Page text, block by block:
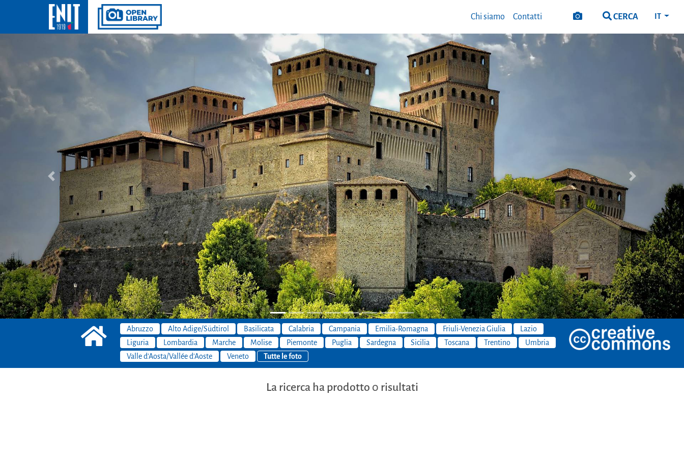
Chi siamo Contatti CERCA IT
Previous Next
Abruzzo Alto Adige/Südtirol Basilicata Calabria Campania Emilia-Romagna Friuli-Venezia Giulia
Lazio
Liguria
Lombardia Marche Molise Piemonte Puglia Sardegna Sicilia Toscana Trentino
Umbria
Valle d'Aosta/Vallée d'Aoste
Veneto Tutte le foto
La ricerca ha prodotto 0 risultati